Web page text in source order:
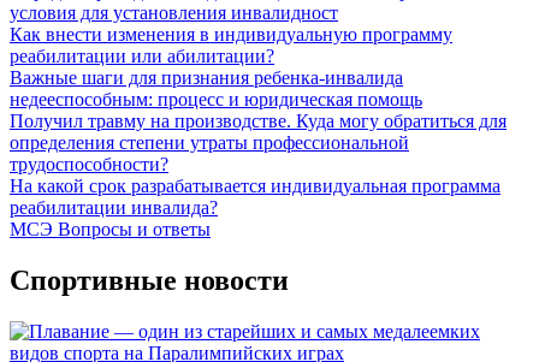
условия для установления инвалидност
Как внести изменения в индивидуальную программу
реабилитации или абилитации?
Важные шаги для признания ребенка-инвалида
недееспособным: процесс и юридическая помощь
Получил травму на производстве. Куда могу обратиться для
определения степени утраты профессиональной
трудоспособности?
На какой срок разрабатывается индивидуальная программа
реабилитации инвалида?
МСЭ Вопросы и ответы
Спортивные новости